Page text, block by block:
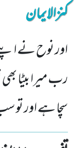
کنزالایمان
اور نوح نے
رب میرا بیٹا
سچا ہے اور تو